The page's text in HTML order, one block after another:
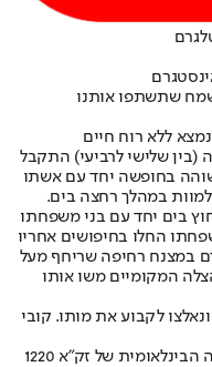
שתשתפו אותנו
ללא רוח חיים
(בין שלישי לרביעי) התקבל
ירושלים, השוהה בחופשה יחד עם אשתו
במהלך רחצה בים.
בים יחד עם בני משפחתו
החלו בחיפושים אחריו
במצנח רחיפה שריחף מעל
המקומיים משו אותו
לקבוע את מותו. קובי
"אתמול בלילה קיבלתי פנייה במוקד היחידה הבינלאומית של זק"א 1220